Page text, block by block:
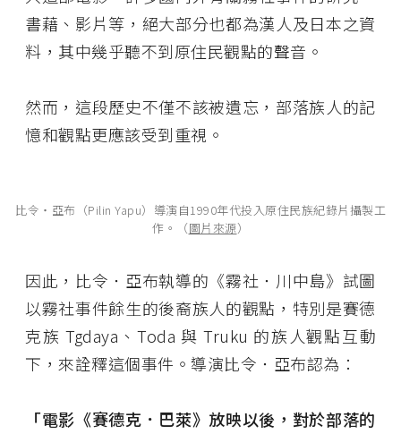
書藉、影片等，絕大部分也都為漢人及日本之資
料，其中幾乎聽不到原住民觀點的聲音。
然而，這段歷史不僅不該被遺忘，部落族人的記
憶和觀點更應該受到重視。
比令‧亞布（Pilin Yapu）導演自1990年代投入原住民族紀錄片攝製工
作。（圖片來源）
因此，比令．亞布執導的《霧社．川中島》試圖
以霧社事件餘生的後裔族人的觀點，特別是賽德
克族 Tgdaya、Toda 與 Truku 的族人觀點互動
下，來詮釋這個事件。導演比令．亞布認為：
「電影《賽德克．巴萊》放映以後，對於部落的